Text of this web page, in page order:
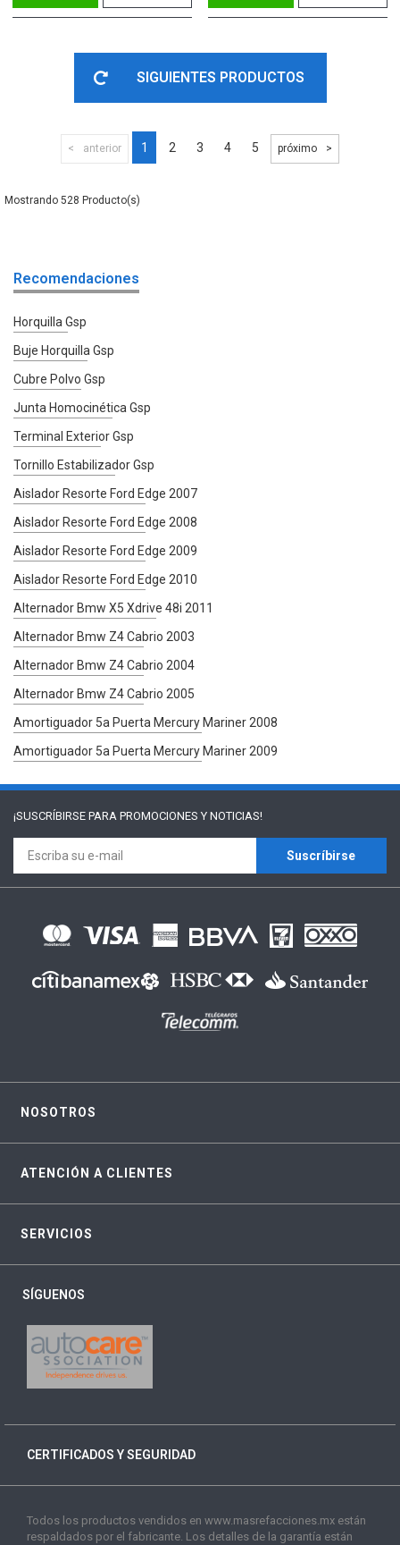
SIGUIENTES PRODUCTOS
anterior 1 2 3 4 5 próximo
528
Recomendaciones
Horquilla Gsp
Buje Horquilla Gsp
Cubre Polvo Gsp
Junta Homocinética Gsp
Terminal Exterior Gsp
Tornillo Estabilizador Gsp
Aislador Resorte Ford Edge 2007
Aislador Resorte Ford Edge 2008
Aislador Resorte Ford Edge 2009
Aislador Resorte Ford Edge 2010
Alternador Bmw X5 Xdrive 48i 2011
Alternador Bmw Z4 Cabrio 2003
Alternador Bmw Z4 Cabrio 2004
Alternador Bmw Z4 Cabrio 2005
Amortiguador 5a Puerta Mercury Mariner 2008
Amortiguador 5a Puerta Mercury Mariner 2009
¡SUSCRÍBIRSE PARA PROMOCIONES Y NOTICIAS!
Suscríbirse
NOSOTROS
ATENCIÓN A CLIENTES
SERVICIOS
SÍGUENOS
CERTIFICADOS Y SEGURIDAD
Todos los productos vendidos en www.masrefacciones.mx están
respaldados por el fabricante. Los detalles de la garantía están